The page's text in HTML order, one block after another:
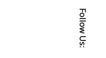
Follow Us: